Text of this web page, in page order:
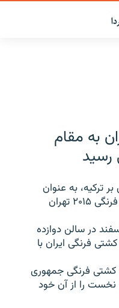
به مقام
ترکيه، به عنوان
سومی رقابت های جام جهانی کشتی فرنگی ۲۰۱۵ تهران
در سالن دوازده
فرنگی ايران با
کشتی فرنگی جمهوری
نخست را از آن خود